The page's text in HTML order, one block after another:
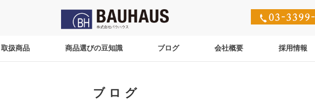
取扱商品 商品選びの豆知識 ブログ 会社概要 採用情報
ブログ